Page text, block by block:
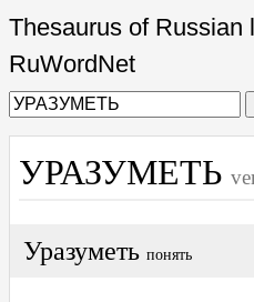
Thesaurus of Russian
RuWordNet
УРАЗУМЕТЬ
Уразуметь понять